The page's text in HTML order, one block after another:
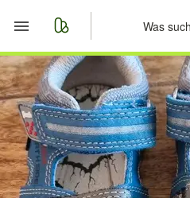
Start
Merkliste
Nachrichten
Anzeige aufgeben